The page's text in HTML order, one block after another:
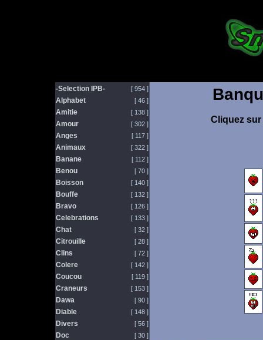
Cliquez
-Selection IPB- [ 954 ]
Alphabet [ 46 ]
Amitie [ 138 ]
Amour [ 302 ]
Anges [ 117 ]
Animaux [ 322 ]
Banane [ 112 ]
Benou [ 70 ]
Boisson [ 140 ]
Bouffe [ 132 ]
Bravo [ 126 ]
Celebrations [ 133 ]
Chat [ 32 ]
Citrouille [ 28 ]
Clins [ 72 ]
Colere [ 142 ]
Coucou [ 119 ]
Craneurs [ 153 ]
Dawa [ 90 ]
Diable [ 148 ]
Divers [ 56 ]
Doc [ 30 ]